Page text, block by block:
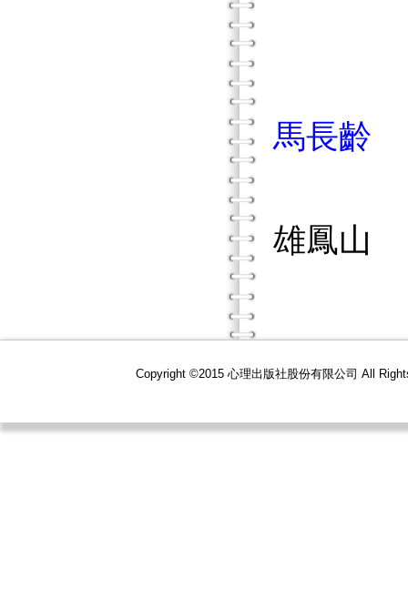
馬長齡
雄鳳山
Copyright ©2015 心理出版社股份有限公司 All